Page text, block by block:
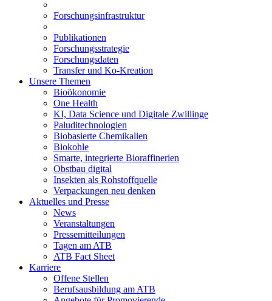
Forschungsinfrastruktur
Publikationen
Forschungsstrategie
Forschungsdaten
Transfer und Ko-Kreation
Unsere Themen
Bioökonomie
One Health
KI, Data Science und Digitale Zwillinge
Paluditechnologien
Biobasierte Chemikalien
Biokohle
Smarte, integrierte Bioraffinerien
Obstbau digital
Insekten als Rohstoffquelle
Verpackungen neu denken
Aktuelles und Presse
News
Veranstaltungen
Pressemitteilungen
Tagen am ATB
ATB Fact Sheet
Karriere
Offene Stellen
Berufsausbildung am ATB